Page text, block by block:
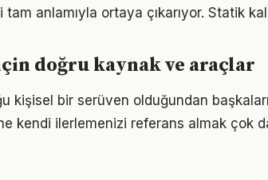
anlamıyla ortaya çıkarıyor. Statik
doğru kaynak ve araçlar
kişisel bir serüven olduğundan
kendi ilerlemenizi referans almak çok